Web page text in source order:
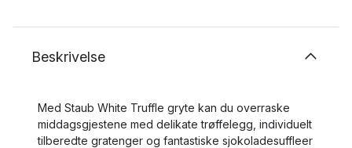
Beskrivelse
Med Staub White Truffle gryte kan du overraske
middagsgjestene med delikate trøffelegg, individuelt
tilberedte gratenger og fantastiske sjokoladesuffleer